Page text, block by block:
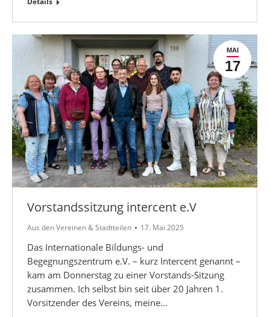
MAI
17
Vorstandssitzung intercent e.V
Aus den Vereinen & Stadtteilen 17. Mai 2025
Das Internationale Bildungs- und
Begegnungszentrum e.V. – kurz Intercent genannt –
kam am Donnerstag zu einer Vorstands-Sitzung
zusammen. Ich selbst bin seit über 20 Jahren 1.
Vorsitzender des Vereins, meine…